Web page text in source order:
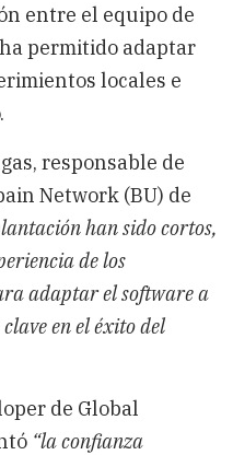
entre el equipo de
permitido adaptar
locales e
responsable de
Network (BU) de
han sido cortos,
de los
adaptar el software a
en el éxito del
de Global
“la confianza